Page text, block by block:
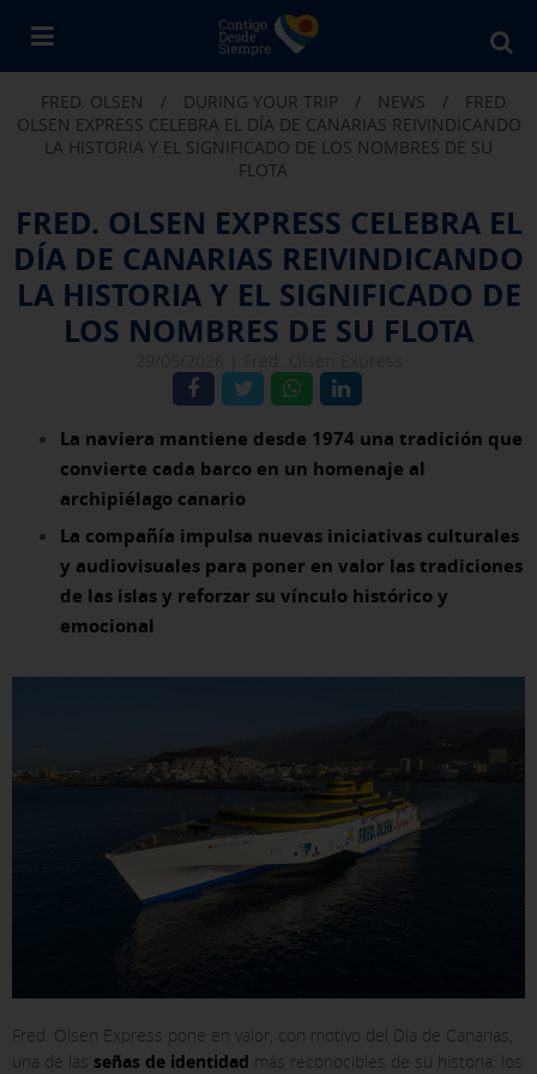
FRED. OLSEN / DURING YOUR TRIP / NEWS /
FRED.
OLSEN EXPRESS CELEBRA EL DÍA DE CANARIAS REIVINDICANDO
LA HISTORIA Y EL SIGNIFICADO DE LOS NOMBRES DE SU
FLOTA
FRED. OLSEN EXPRESS CELEBRA EL
DÍA DE CANARIAS REIVINDICANDO
LA HISTORIA Y EL SIGNIFICADO DE
LOS NOMBRES DE SU FLOTA
La naviera mantiene desde 1974 una tradición que
convierte cada barco en un homenaje al
archipiélago canario
La compañía impulsa nuevas iniciativas culturales
y audiovisuales para poner en valor las tradiciones
de las islas y reforzar su vínculo histórico y
emocional
Fred. Olsen Express pone en valor, con motivo del Día de Canarias,
una de las señas de identidad más reconocibles de su historia: los